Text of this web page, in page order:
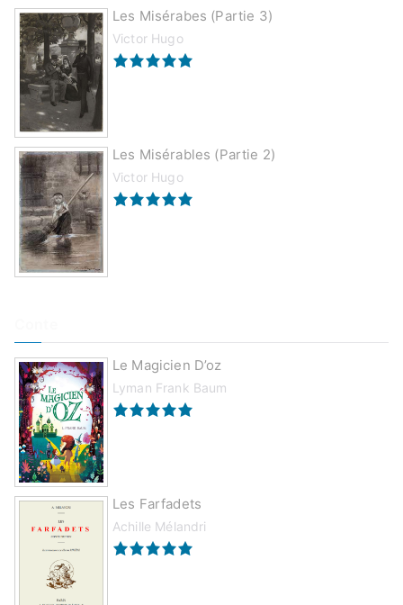
Les Misérabes (partie 3)
Victor Hugo
Les Misérables (partie 2)
Victor Hugo
Le Magicien D’oz
Lyman Frank Baum
Les Farfadets
Achille Mélandri